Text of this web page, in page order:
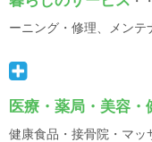
ーニング・修理、メンテ
医療・薬局・美容・
健康食品・接骨院・マッ